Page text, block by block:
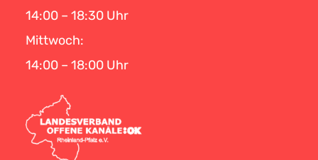
14:00 – 18:30 Uhr
Mittwoch:
14:00 – 18:00 Uhr